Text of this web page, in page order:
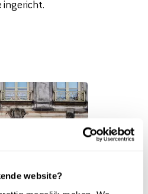
website?
ingericht.